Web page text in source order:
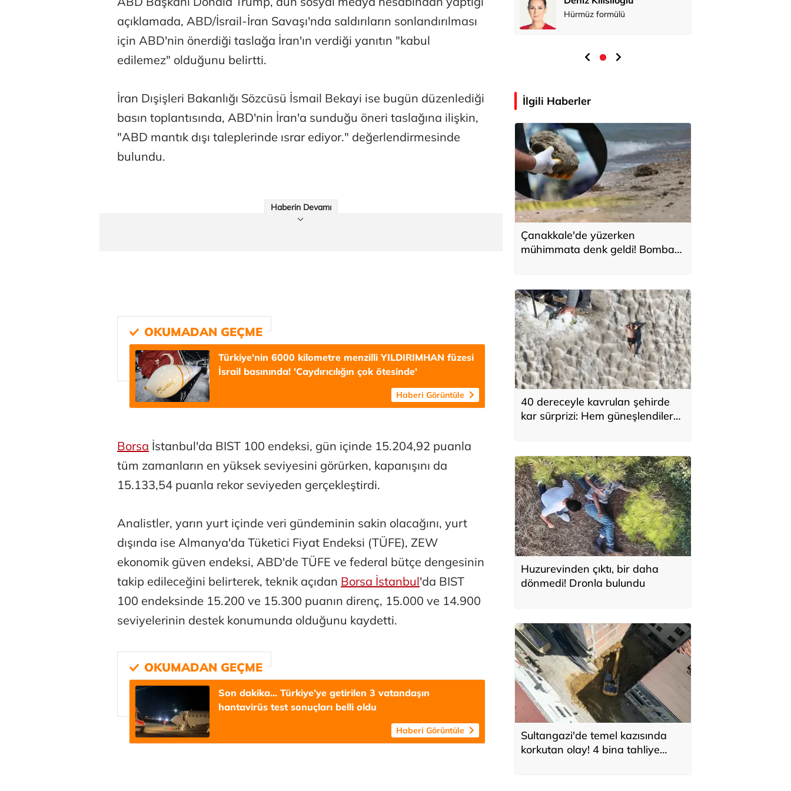
açıklamada, ABD/İsrail-İran Savaşı'nda saldırıların sonlandırılması
için ABD'nin önerdiği taslağa İran'ın verdiği yanıtın "kabul
edilemez" olduğunu belirtti.
İran Dışişleri Bakanlığı Sözcüsü İsmail Bekayi ise bugün düzenlediği
basın toplantısında, ABD'nin İran'a sunduğu öneri taslağına ilişkin,
"ABD mantık dışı taleplerinde ısrar ediyor." değerlendirmesinde
bulundu.
Haberin Devamı
Türkiye'nin 6000 kilometre menzilli YILDIRIMHAN füzesi
İsrail basınında! 'Caydırıcılığın çok ötesinde'
Haberi Görüntüle
Borsa İstanbul'da BIST 100 endeksi, gün içinde 15.204,92 puanla
tüm zamanların en yüksek seviyesini görürken, kapanışını da
15.133,54 puanla rekor seviyeden gerçekleştirdi.
Analistler, yarın yurt içinde veri gündeminin sakin olacağını, yurt
dışında ise Almanya'da Tüketici Fiyat Endeksi (TÜFE), ZEW
ekonomik güven endeksi, ABD'de TÜFE ve federal bütçe dengesinin
takip edileceğini belirterek, teknik açıdan Borsa İstanbul'da BIST
100 endeksinde 15.200 ve 15.300 puanın direnç, 15.000 ve 14.900
seviyelerinin destek konumunda olduğunu kaydetti.
Son dakika... Türkiye’ye getirilen 3 vatandaşın
hantavirüs test sonuçları belli oldu
Haberi Görüntüle
Hürmüz formülü Hürmüz formülü Hürmüz formülü
İlgili Haberler
Çanakkale'de yüzerken
mühimmata denk geldi! Bomba
40 dereceyle kavrulan şehirde
kar sürprizi: Hem güneşlendiler
Huzurevinden çıktı, bir daha
dönmedi! Dronla bulundu
Sultangazi'de temel kazısında
korkutan olay! 4 bina tahliye